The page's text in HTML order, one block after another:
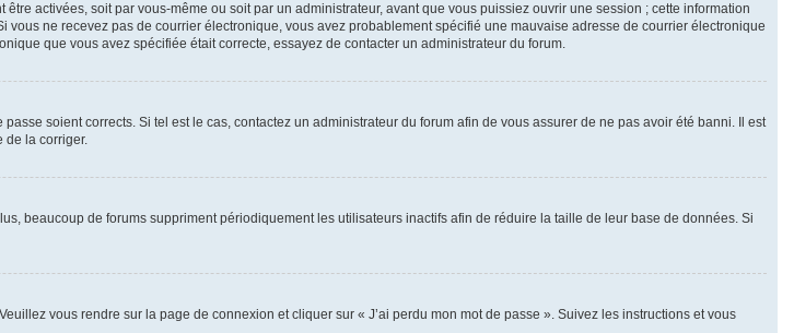
activées, soit par vous-même ou soit par un administrateur, avant que vous puissiez ouvrir une session ; cette information
ne recevez pas de courrier électronique, vous avez probablement spécifié une mauvaise adresse de courrier électronique
que vous avez spécifiée était correcte, essayez de contacter un administrateur du forum.
soient corrects. Si tel est le cas, contactez un administrateur du forum afin de vous assurer de ne pas avoir été banni. Il est
de la corriger.
beaucoup de forums suppriment périodiquement les utilisateurs inactifs afin de réduire la taille de leur base de données. Si
vous rendre sur la page de connexion et cliquer sur « J’ai perdu mon mot de passe ». Suivez les instructions et vous